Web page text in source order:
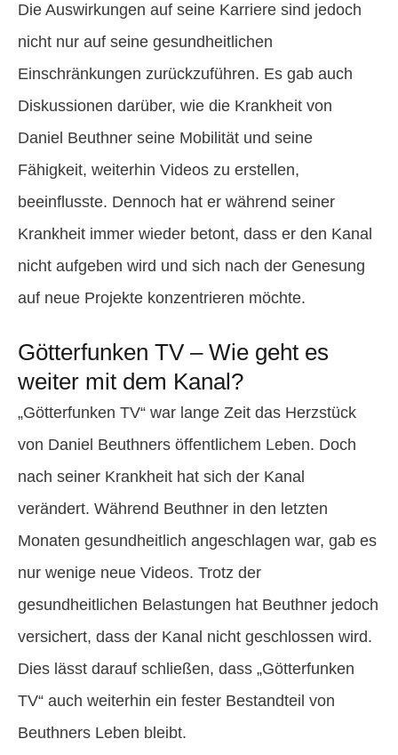
Die Auswirkungen auf seine Karriere sind jedoch
nicht nur auf seine gesundheitlichen
Einschränkungen zurückzuführen. Es gab auch
Diskussionen darüber, wie die Krankheit von
Daniel Beuthner seine Mobilität und seine
Fähigkeit, weiterhin Videos zu erstellen,
beeinflusste. Dennoch hat er während seiner
Krankheit immer wieder betont, dass er den Kanal
nicht aufgeben wird und sich nach der Genesung
auf neue Projekte konzentrieren möchte.
Götterfunken TV – Wie geht es
weiter mit dem Kanal?
„Götterfunken TV“ war lange Zeit das Herzstück
von Daniel Beuthners öffentlichem Leben. Doch
nach seiner Krankheit hat sich der Kanal
verändert. Während Beuthner in den letzten
Monaten gesundheitlich angeschlagen war, gab es
nur wenige neue Videos. Trotz der
gesundheitlichen Belastungen hat Beuthner jedoch
versichert, dass der Kanal nicht geschlossen wird.
Dies lässt darauf schließen, dass „Götterfunken
TV“ auch weiterhin ein fester Bestandteil von
Beuthners Leben bleibt.